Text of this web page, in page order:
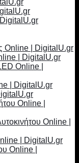
Online | DigitalU.gr
| DigitalU.gr
Online |
| DigitalU.gr
Online |
Online |
| DigitalU.gr
Online |